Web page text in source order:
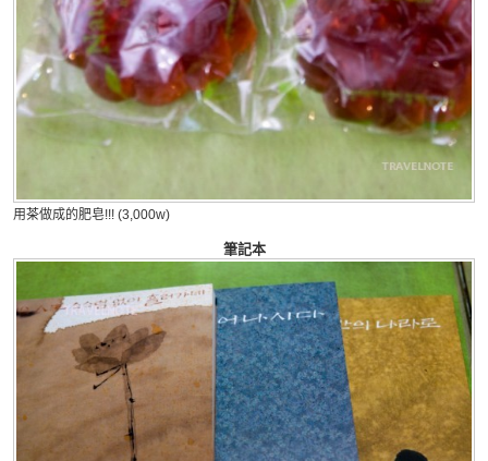
用茶做成的肥皂!!! (3,000w)
筆記本